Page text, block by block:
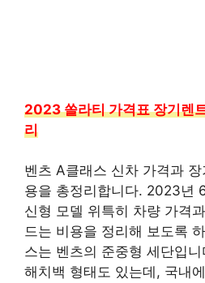
2023 쏠라티 가격표 장기렌
리
벤츠 A클래스 신차 가격과
용을 총정리합니다. 2023년
신형 모델 위특히 차량 가격
드는 비용을 정리해 보도록
스는 벤츠의 준중형 세단입
해치백 형태도 있는데, 국내